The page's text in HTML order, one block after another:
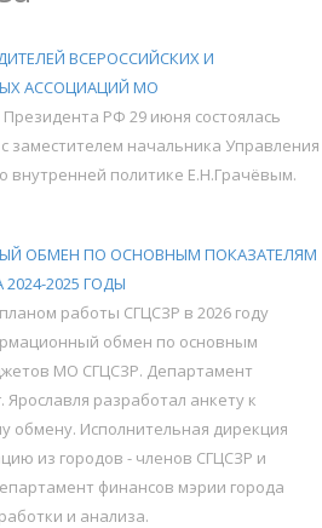
ВСЕРОССИЙСКИХ И
АССОЦИАЦИЙ МО
РФ 29 июня состоялась
заместителем начальника Управления
внутренней политике Е.Н.Грачёвым.
ОБМЕН ПО ОСНОВНЫМ ПОКАЗАТЕЛЯМ
2025 ГОДЫ
работы СГЦСЗР в 2026 году
обмен по основным
МО СГЦСЗР. Департамент
Ярославля разработал анкету к
обмену. Исполнительная дирекция
из городов - членов СГЦСЗР и
финансов мэрии города
и анализа.